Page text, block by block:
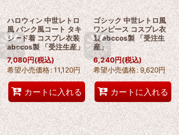
ハロウィン 中世レトロ
風 パンク風コート タキ
シード着 コスプレ衣装
abccos製 「受注生産」
7,080円(税込)
希望小売価格: 11,120円
カートに入れる
ゴシック 中世レトロ風
ワンピース コスプレ衣
装 abccos製 「受注生
産」
6,240円(税込)
希望小売価格: 9,620円
カートに入れる